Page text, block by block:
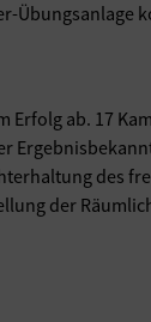
Übungsanlage
Erfolg ab. 17
des
der